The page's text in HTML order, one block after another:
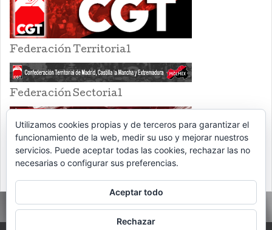
Federación Territorial
Federación Sectorial
Utilizamos cookies propias y de terceros para garantizar el
funcionamiento de la web, medir su uso y mejorar nuestros
servicios. Puede aceptar todas las cookies, rechazar las no
necesarias o configurar sus preferencias.
Aceptar todo
Rechazar